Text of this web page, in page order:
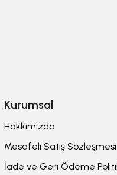
Kurumsal
Hakkımızda
Mesafeli Satış Sözleşmesi
İade ve Geri Ödeme